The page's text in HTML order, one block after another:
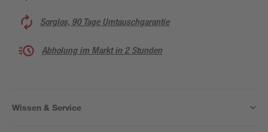
Sorglos, 90 Tage Umtauschgarantie
Abholung im Markt in 2 Stunden
Wissen & Service